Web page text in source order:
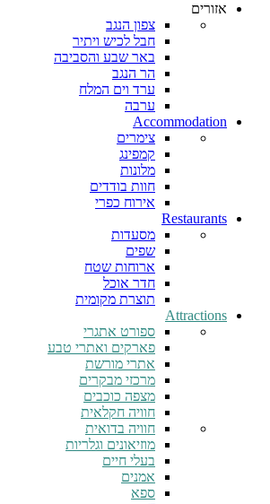
אזורים
צפון הנגב
חבל לכיש ויתיר
באר שבע והסביבה
הר הנגב
ערד וים המלח
ערבה
Accommodation
צימרים
קמפינג
מלונות
חוות בודדים
אירוח כפרי
Restaurants
מסעדות
שפים
ארוחות שטח
חדר אוכל
תוצרת מקומית
Attractions
ספורט אתגרי
פארקים ואתרי טבע
אתרי מורשת
מרכזי מבקרים
מצפה כוכבים
חוויה חקלאית
חוויה בדואית
מוזיאונים וגלריות
בעלי חיים
אמנים
ספא